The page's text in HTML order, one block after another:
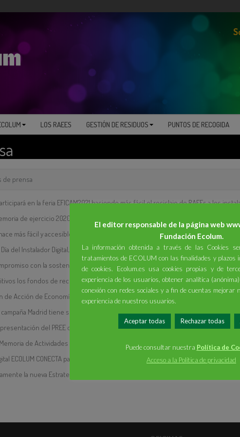
LOS RAEES GESTIÓN DE RESIDUOS PUNTOS DE RECOGIDA
de prensa
en la feria EFICAM2021 haciendo más fácil el reciclaje de RAEEs a los
de ejercicio 2020
hace más fácil y accesible el reciclaje de RAEEs para el canal profesional con su
del Instalador Digital, DDi ExperienceWeek, de ASELECPDF
con la sostenibilidad en el día mundial del reciclaje
los fondos de recuperación UE a falta de definir acciones directas que
de Acción de Economía Circular
PDF
Madrid tiene su Punto
del PREE de la Fundación de la Energía de MadridPDF
de Actividades 2019: Un año de récord en toneladas recogidas y en
ECOLUM CONECTA para instaladores.
la nueva Estrategia de Economía Circular
El editor responsable de la página web
Fundación Ecolum.
La información obtenida a través de las Cookies
tratamientos de ECOLUM con las finalidades y plazos
de cookies. Ecolum.es usa cookies propias y de
experiencia de los usuarios, obtener analítica
conexión con redes sociales y a fin de cuentas mejorar
experiencia de nuestros usuarios.
Aceptar todas Rechazar todas
Puede consultar nuestra Política de
Acceso a la Política de privacidad